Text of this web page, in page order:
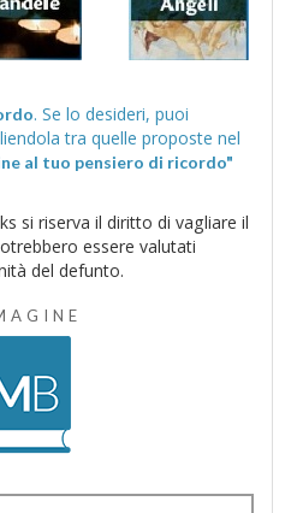
. Se lo desideri, puoi
al tuo pensiero di ricordo"
si riserva il diritto di vagliare il
essere valutati
del defunto.